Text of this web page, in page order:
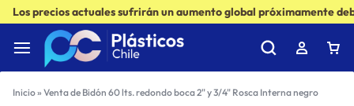
Los precios actuales sufrirán un aumento global próximamente
Inicio» Venta de Bidón 60 lts. redondo boca 2" y 3/4" Rosca Interna negro